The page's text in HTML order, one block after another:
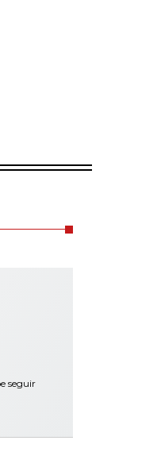
seguir